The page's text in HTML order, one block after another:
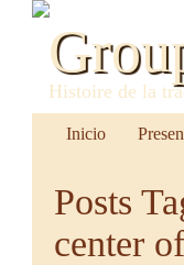
Histoire de la
Inicio
Posts
center